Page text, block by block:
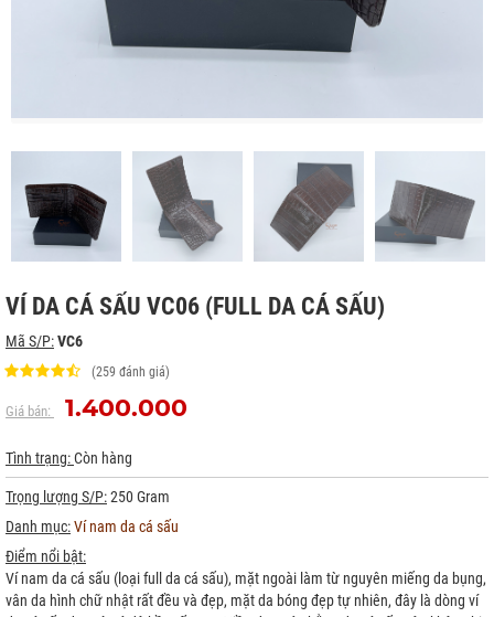
VÍ DA CÁ SẤU VC06 (FULL DA CÁ SẤU)
Mã S/P:VC6
(259 đánh giá)
Giá bán: 1.400.000
Tình trạng:Còn hàng
Trọng lượng S/P:250 Gram
Danh mục:Ví nam da cá sấu
Điểm nổi bật:
Ví nam da cá sấu (loại full da cá sấu), mặt ngoài làm từ nguyên miếng da bụng,
vân da hình chữ nhật rất đều và đẹp, mặt da bóng đẹp tự nhiên, đây là dòng ví